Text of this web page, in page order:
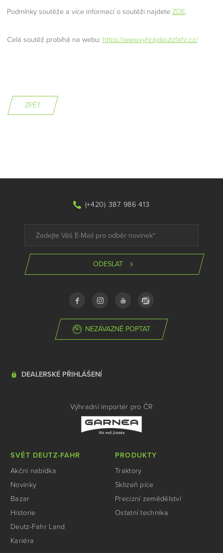
Podmínky soutěže a více informací o soutěži najdete ZDE.
Celá soutěž probíhá na webu: https://www.vyhrajdeutzfahr.cz/
ZPĚT
(+420) 387 986 413
ODESLAT
NEZÁVAZNĚ POPTAT
DEALERSKÉ PŘIHLÁŠENÍ
Výhradní importér pro ČR
SVĚT DEUTZ-FAHR
Akční nabídka
Novinky
Bazar
Historie
Deutz-Fahr Land
Kariéra
PRODUKTY
Traktory
Sklizeň píce
Precizní zemědělství
Ostatní technika